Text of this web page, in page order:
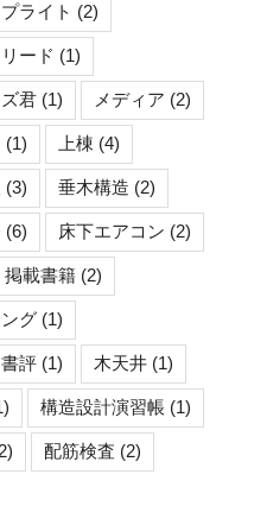
プライト (2)
ード (1)
君 (1) メディア (2)
(1) 上棟 (4)
(3) 垂木構造 (2)
(6) 床下エアコン (2)
掲載書籍 (2)
グ (1)
書評 (1) 木天井 (1)
構造設計演習帳 (1)
配筋検査 (2)